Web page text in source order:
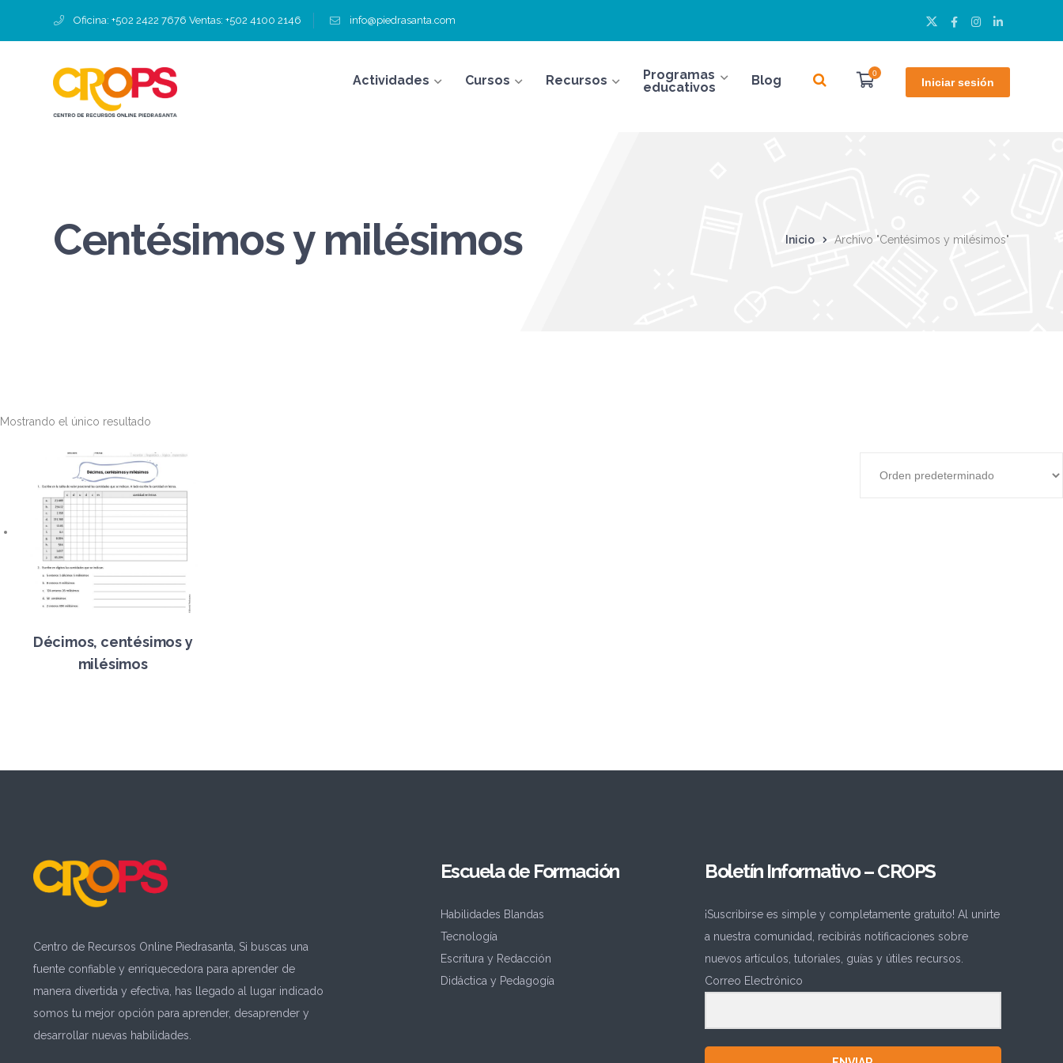
Oficina: +502 2422 7676 Ventas: +502 4100 2146 info@piedrasanta.com
Twitter
Perfil
Facebook
Perfil
Instagram
Perfil
LinkedIn
Perfil
Iniciar sesión
0
Actividades Cursos Recursos
Programas
educativos
Blog
Centésimos y milésimos Inicio Archivo "Centésimos y milésimos"
Mostrando el único resultado
Décimos, centésimos y
milésimos
Centro de Recursos Online Piedrasanta, Si buscas una
fuente confiable y enriquecedora para aprender de
manera divertida y efectiva, has llegado al lugar indicado
somos tu mejor opción para aprender, desaprender y
desarrollar nuevas habilidades.
Escuela de Formación
Habilidades Blandas
Tecnología
Escritura y Redacción
Didáctica y Pedagogía
Boletín Informativo – CROPS
¡Suscribirse es simple y completamente gratuito! Al unirte
a nuestra comunidad, recibirás notificaciones sobre
nuevos artículos, tutoriales, guías y útiles recursos.
Correo Electrónico